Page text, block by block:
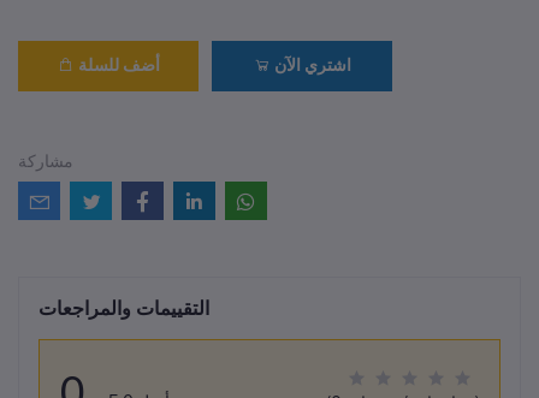
أضف للسلة اشتري الآن
مشاركة
التقييمات والمراجعات